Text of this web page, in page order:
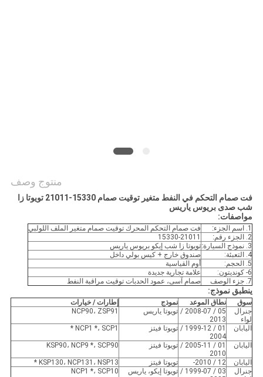
منتوج وصف
فت صمام التحكم في النفط متغير توقيت صمام 15330-21011 تويوتا زا
شب صدى بريوس ياريس
مواصفات:
1. اسم الجزء:
فت صمام التحكم المحرك توقيت صمام متغير الملف اللولبي
2.
الجزء رقم:
15330-21011
3. نموذج السيارة:تويوتا زا شب إيكو بريوس ياريس
4. التعبئة:
صندوق خارج + كيس بولي داخل
5. الحجم:
أوم القياسية
6- كونديتون:
علامة تجارية جديدة
7. جزء الوصف
صمام آسى، عمود الحدبات توقيت مراقبة النفط
ينطبق نموذج:
سوق نطاق الموعد نموذج
إطارات / خيارات
جنرال
لواء
05 / 2008-07 /
2013
تويوتا ياريس NCP90، ZSP91
اليابان
01 / 1999-12 /
2004
تويوتا فيتز NCP1 *، SCP1 *
اليابان
01 / 2005-11 /
2010
تويوتا فيتز KSP90، NCP9 *، SCP90
اليابان 12 / 2010- تويوتا فيتز
KSP130، NCP131، NSP13 *
جنرال
03 / 1999-07 / تويوتا إيكو، ياريس NCP1 *، SCP10